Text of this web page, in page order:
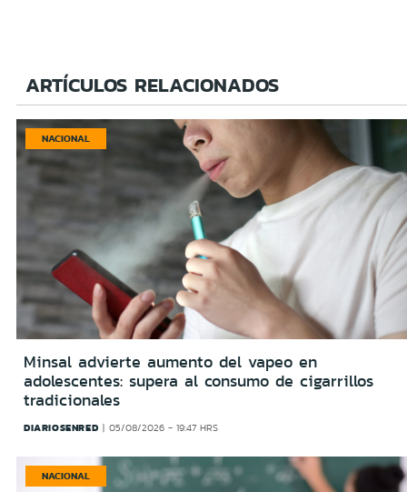
ARTÍCULOS RELACIONADOS
NACIONAL
Minsal advierte aumento del vapeo en
adolescentes: supera al consumo de cigarrillos
tradicionales
DIARIOSENRED 05/08/2026 - 19:47 HRS
NACIONAL